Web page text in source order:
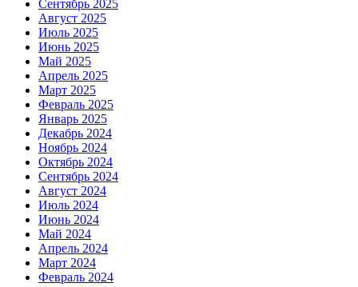
Сентябрь 2025
Август 2025
Июль 2025
Июнь 2025
Май 2025
Апрель 2025
Март 2025
Февраль 2025
Январь 2025
Декабрь 2024
Ноябрь 2024
Октябрь 2024
Сентябрь 2024
Август 2024
Июль 2024
Июнь 2024
Май 2024
Апрель 2024
Март 2024
Февраль 2024